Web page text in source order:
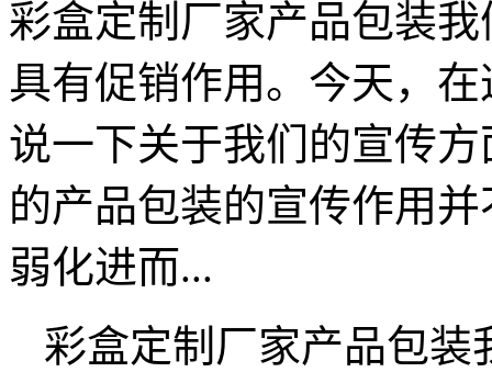
彩盒定制厂家产品包装
具有促销作用。今天，
说一下关于我们的宣传
的产品包装的宣传作用
弱化进而...
彩盒定制厂家产品包装